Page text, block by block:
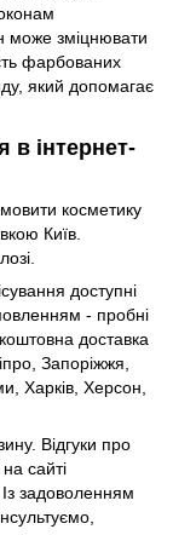
може зміцнювати
фарбованих
який допомагає
в інтернет-
косметику
Київ.
доступні
- пробні
доставка
Запоріжжя,
Харків, Херсон,
Відгуки про
сайті
задоволенням